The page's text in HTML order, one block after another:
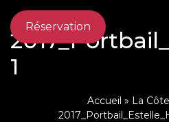
Réservation
1
Accueil » La